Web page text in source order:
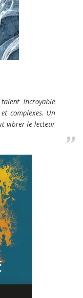
incroyable
complexes. Un
vibrer le lecteur